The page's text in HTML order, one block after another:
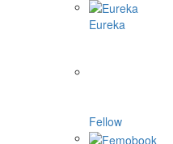
Eureka
Fellow